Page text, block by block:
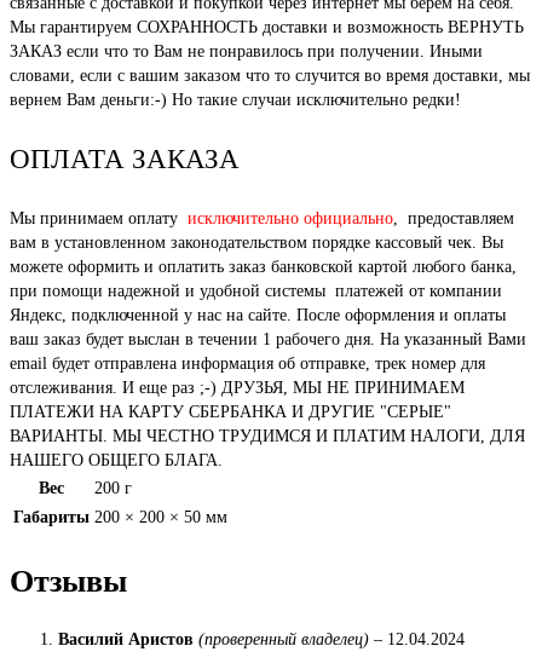
Мы гарантируем СОХРАННОСТЬ доставки и возможность ВЕРНУТЬ
ЗАКАЗ если что то Вам не понравилось при получении. Иными
словами, если с вашим заказом что то случится во время доставки, мы
вернем Вам деньги:-) Но такие случаи исключительно редки!
ОПЛАТА ЗАКАЗА
Мы принимаем оплату исключительно официально, предоставляем
вам в установленном законодательством порядке кассовый чек. Вы
можете оформить и оплатить заказ банковской картой любого банка,
при помощи надежной и удобной системы платежей от компании
Яндекс, подключенной у нас на сайте. После оформления и оплаты
ваш заказ будет выслан в течении 1 рабочего дня. На указанный Вами
email будет отправлена информация об отправке, трек номер для
отслеживания. И еще раз ;-) ДРУЗЬЯ, МЫ НЕ ПРИНИМАЕМ
ПЛАТЕЖИ НА КАРТУ СБЕРБАНКА И ДРУГИЕ "СЕРЫЕ"
ВАРИАНТЫ. МЫ ЧЕСТНО ТРУДИМСЯ И ПЛАТИМ НАЛОГИ, ДЛЯ
НАШЕГО ОБЩЕГО БЛАГА.
Вес
200 г
Габариты 200 × 200 × 50 мм
Отзывы
Василий Аристов (проверенный владелец) – 12.04.2024